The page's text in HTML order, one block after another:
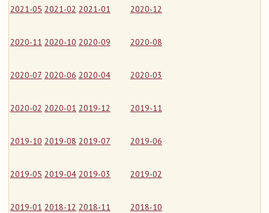
2021-05 2021-02 2021-01 2020-12
2020-11 2020-10 2020-09 2020-08
2020-07 2020-06 2020-04 2020-03
2020-02 2020-01 2019-12 2019-11
2019-10 2019-08 2019-07 2019-06
2019-05 2019-04 2019-03 2019-02
2019-01 2018-12 2018-11 2018-10